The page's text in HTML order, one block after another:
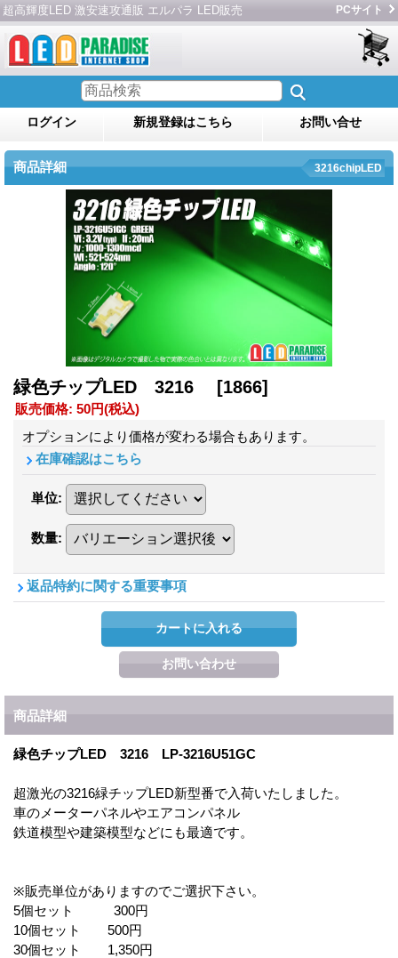
超高輝度LED 激安速攻通販 エルパラ LED販売 PCサイト
ログイン 新規登録はこちら お問い合せ
商品詳細 3216chipLED
緑色チップLED 3216 [1866]
販売価格: 50円(税込)
オプションにより価格が変わる場合もあります。
在庫確認はこちら
単位:
数量:
返品特約に関する重要事項
商品詳細
緑色チップLED 3216 LP-3216U51GC
超激光の3216緑チップLED新型番で入荷いたしました。
車のメーターパネルやエアコンパネル
鉄道模型や建築模型などにも最適です。
※販売単位がありますのでご選択下さい。
5個セット 300円
10個セット 500円
30個セット 1,350円